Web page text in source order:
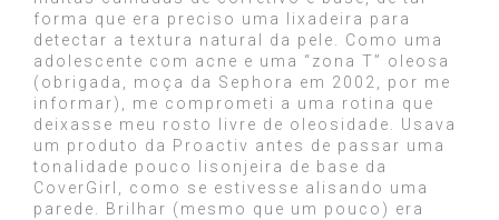
forma que era preciso uma lixadeira para
detectar a textura natural da pele. Como uma
adolescente com acne e uma “zona T” oleosa
(obrigada, moça da Sephora em 2002, por me
informar), me comprometi a uma rotina que
deixasse meu rosto livre de oleosidade. Usava
um produto da Proactiv antes de passar uma
tonalidade pouco lisonjeira de base da
CoverGirl, como se estivesse alisando uma
parede. Brilhar (mesmo que um pouco) era